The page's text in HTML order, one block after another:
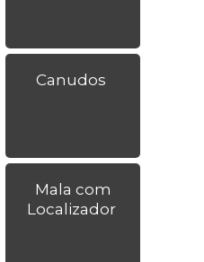
Canudos
Mala com
Localizador